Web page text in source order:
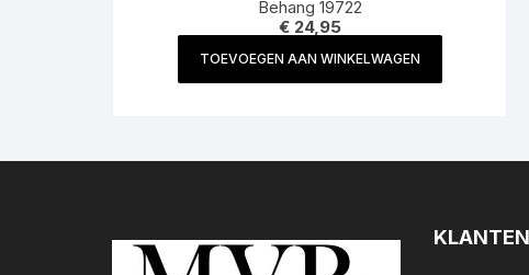
Behang 19722
€24,95
TOEVOEGEN AAN WINKELWAGEN